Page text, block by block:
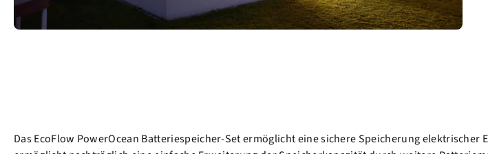
Das EcoFlow PowerOcean Batteriespeicher-Set ermöglicht eine sichere Speicherung